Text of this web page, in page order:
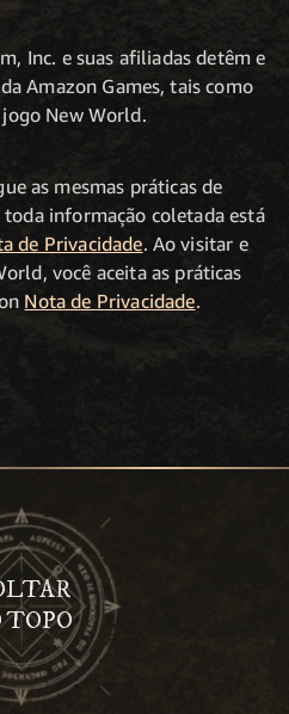
Inc. e suas afiliadas detêm e
Amazon Games, tais como
New World.
as mesmas práticas de
informação coletada está
de Privacidade. Ao visitar e
você aceita as práticas
Nota de Privacidade.
TOPO